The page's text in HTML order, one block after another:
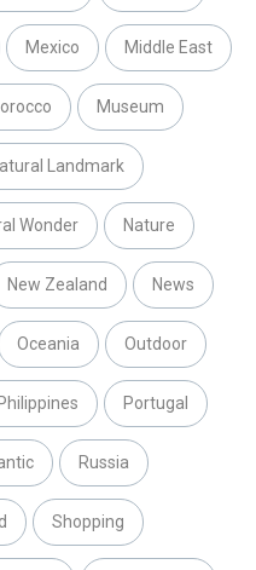
Mexico Middle East
Museum
Landmark
Wonder Nature
New Zealand News
Oceania Outdoor
Philippines Portugal
Russia
Shopping